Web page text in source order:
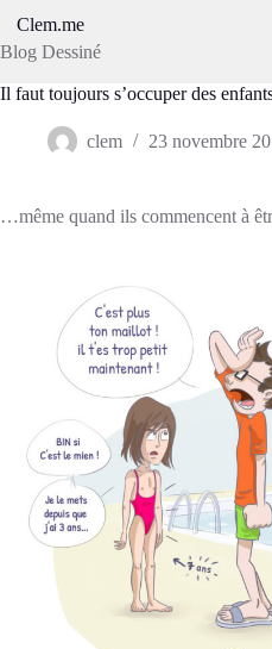
contenu
Clem.me
Blog Dessiné
Il faut toujours s’occuper des
clem 23 novembre
…même quand ils commencent à